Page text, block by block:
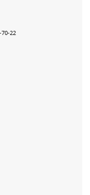
70-22